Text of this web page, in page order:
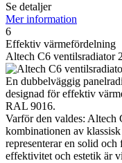
Se detaljer
Mer information
6
Effektiv värmefördelning
Altech C6 ventilsradiator
En dubbelväggig
designad för effektiv
RAL 9016.
Varför den valdes: Altech
kombinationen av
representerar en solid
effektivitet och estetik är